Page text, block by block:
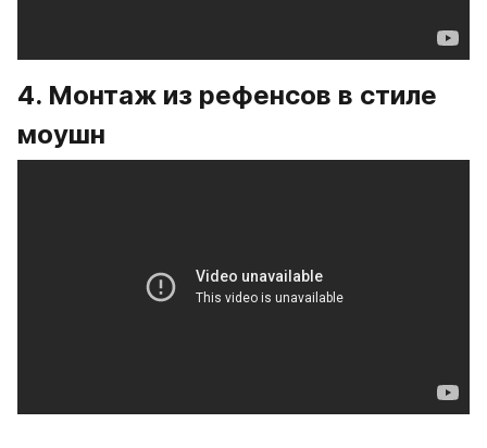
4. Монтаж из рефенсов в стиле
моушн